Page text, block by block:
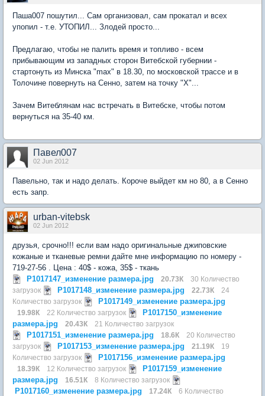
Паша007 пошутил... Сам организовал, сам прокатал и всех
упопил - т.е. УТОПИЛ... Злодей просто...
Предлагаю, чтобы не палить время и топливо - всем
прибывающим из западных сторон Витебской губернии -
стартонуть из Минска "max" в 18.30, по московской трассе и в
Толочине повернуть на Сенно, затем на точку "Х"...
Зачем Витеблянам нас встречать в Витебске, чтобы потом
вернуться на 35-40 км.
Павел007
02 Jun 2012
Павельно, так и надо делать. Короче выйдет км но 80, а в Сенно
есть запр.
urban-vitebsk
02 Jun 2012
друзья, срочно!!! если вам надо оригинальные джиповские
кожаные и тканевые ремни дайте мне информацию по номеру -
719-27-56 . Цена : 40$ - кожа, 35$ - ткань
P1017147_изменение размера.jpg
20.73К
30 Количество
загрузок
P1017148_изменение размера.jpg 22.73К
24
Количество загрузок
P1017149_изменение размера.jpg
19.98К 22 Количество загрузок
P1017150_изменение
размера.jpg
20.43К 21 Количество загрузок
P1017151_изменение размера.jpg 18.6К
20 Количество
загрузок
P1017153_изменение размера.jpg 21.19К
19
Количество загрузок
P1017156_изменение размера.jpg
18.39К 12 Количество загрузок
P1017159_изменение
размера.jpg
16.51К 8 Количество загрузок
P1017160_изменение размера.jpg 17.24К
6 Количество